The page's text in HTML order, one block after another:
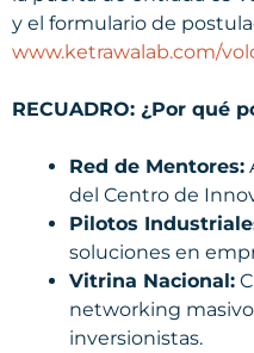
y el formulario de
www.ketrawalab.com/
RECUADRO: ¿Por qué
Red de Mentores:
del Centro de
Pilotos
soluciones en
Vitrina Nacional:
networking
inversionistas.